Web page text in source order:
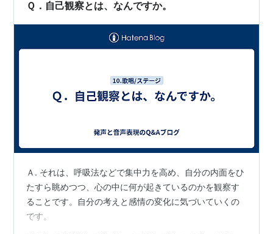
Ｑ．自己観察とは、なんですか。
Ａ. それは、呼吸法などで集中力を高め、自分の内面をひ
たすら眺めつつ、心の中に何が起きているのかを観察す
ることです。自分の考えと感情の変化に気づいていくの
です。